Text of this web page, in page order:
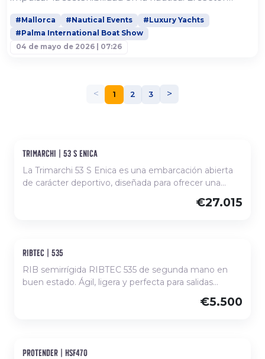
náutico, cada vez más concienciado con la necesidad
de proteger el mar, ha aprovechado el escaparate
que ofrece la feria de Palma para presentar motores
eléctricos, embarcaciones híbridas e incluso motos
#Mallorca #Nautical Events
#Luxury Yachts
#Palma International Boat Show
04 de mayo de 2026 | 07:26
< 1 2 3 >
Nuevo, disponible para comanda
trimarchi | 53 s enica
La Trimarchi 53 S Enica es una embarcación abierta
de carácter deportivo, diseñada para ofrecer una
distribución optimiza el espacio a bordo, con solárium
eficiente, ideal tanto para paseos como para
actividades recreativas. Una embarcación funcional,
fácil de manejar y perfecta para disfrutar del mar con
€27.015
Ocasión
ribtec | 535
RIB semirrígida RIBTEC 535 de segunda mano en
buen estado. Ágil, ligera y perfecta para salidas
€5.500
Ocasión
protender | hsf470